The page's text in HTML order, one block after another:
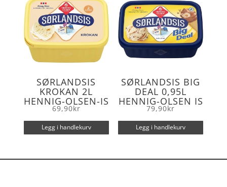
SØRLANDSIS
KROKAN 2L
HENNIG-OLSEN-IS
69,90kr
Legg i handlekurv
SØRLANDSIS BIG
DEAL 0,95L
HENNIG-OLSEN IS
79,90kr
Legg i handlekurv